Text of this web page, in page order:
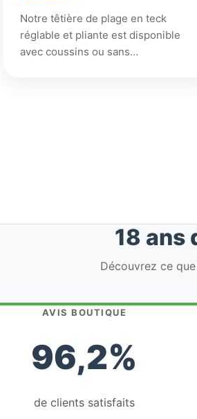
Notre têtière de plage en teck
réglable et pliante est disponible
avec coussins ou sans…
18 ans
Découvrez ce
AVIS BOUTIQUE
96,2%
de clients satisfaits